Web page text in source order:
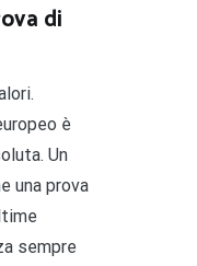
di
è
Un
una prova
sempre